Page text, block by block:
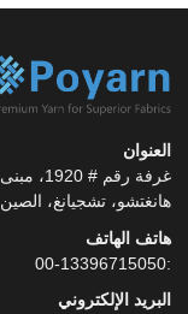
العنوان
غرفة
هانغتشو، تشجيانغ، الصين
هاتف الهاتف
:00-13396715050
البريد الإلكتروني